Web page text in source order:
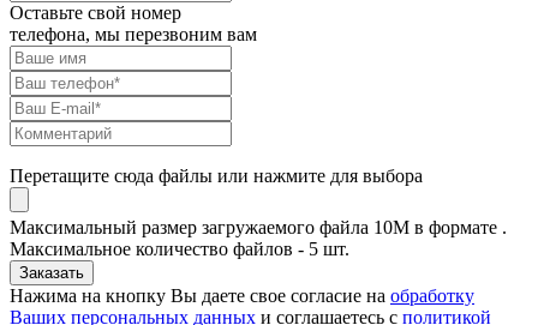
Оставьте свой номер
телефона, мы перезвоним вам
Перетащите сюда файлы или нажмите для выбора
Максимальный размер загружаемого файла 10M в формате .
Максимальное количество файлов - 5 шт.
Заказать
Нажима на кнопку Вы даете свое согласие на обработку
Ваших персональных данных и соглашаетесь с политикой